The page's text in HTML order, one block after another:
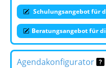
Schulungsangebot für
Beratungsangebot für
Agendakonfigurator